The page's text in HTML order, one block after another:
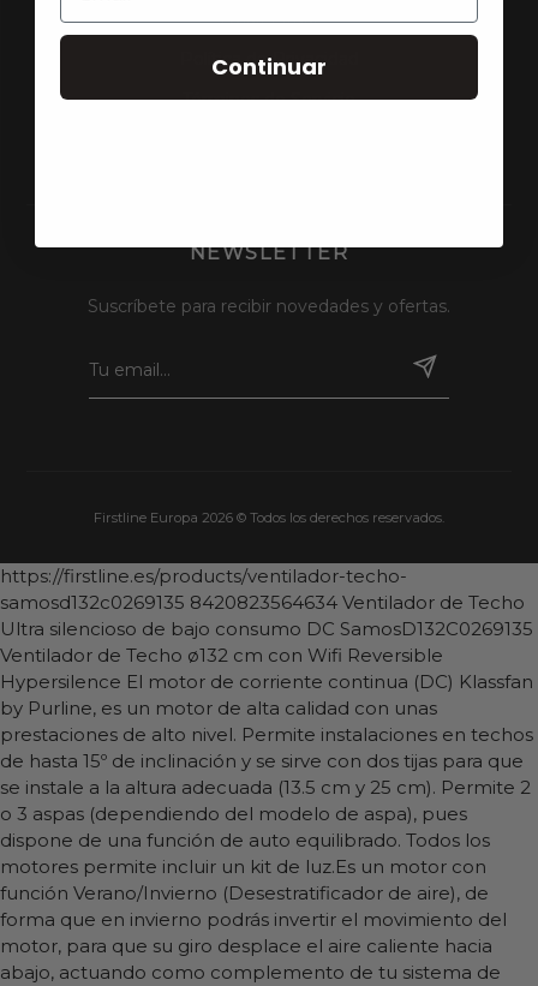
Aviso Legal
Política de Privacidad
Términos de Servicio
NEWSLETTER
Suscríbete para recibir novedades y ofertas.
Firstline Europa 2026 © Todos los derechos reservados.
https://firstline.es/products/ventilador-techo-
samosd132c0269135 8420823564634 Ventilador de Techo
Ultra silencioso de bajo consumo DC SamosD132C0269135
Ventilador de Techo ø132 cm con Wifi Reversible
Hypersilence El motor de corriente continua (DC) Klassfan
by Purline, es un motor de alta calidad con unas
prestaciones de alto nivel. Permite instalaciones en techos
de hasta 15º de inclinación y se sirve con dos tijas para que
se instale a la altura adecuada (13.5 cm y 25 cm). Permite 2
o 3 aspas (dependiendo del modelo de aspa), pues
dispone de una función de auto equilibrado. Todos los
motores permite incluir un kit de luz.Es un motor con
función Verano/Invierno (Desestratificador de aire), de
forma que en invierno podrás invertir el movimiento del
motor, para que su giro desplace el aire caliente hacia
abajo, actuando como complemento de tu sistema de
Continuar